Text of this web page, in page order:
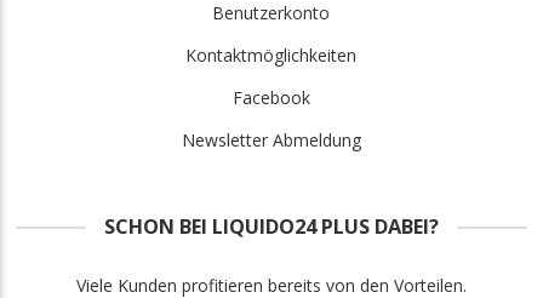
Benutzerkonto
Kontaktmöglichkeiten
Facebook
Newsletter Abmeldung
SCHON BEI LIQUIDO24 PLUS DABEI?
Viele Kunden profitieren bereits von den Vorteilen.